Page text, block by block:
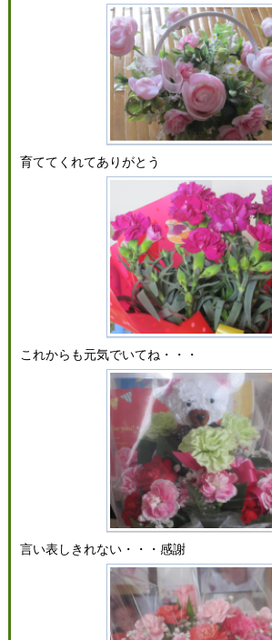
育ててくれてありがとう
これからも元気でいてね・・・
言い表しきれない・・・感謝